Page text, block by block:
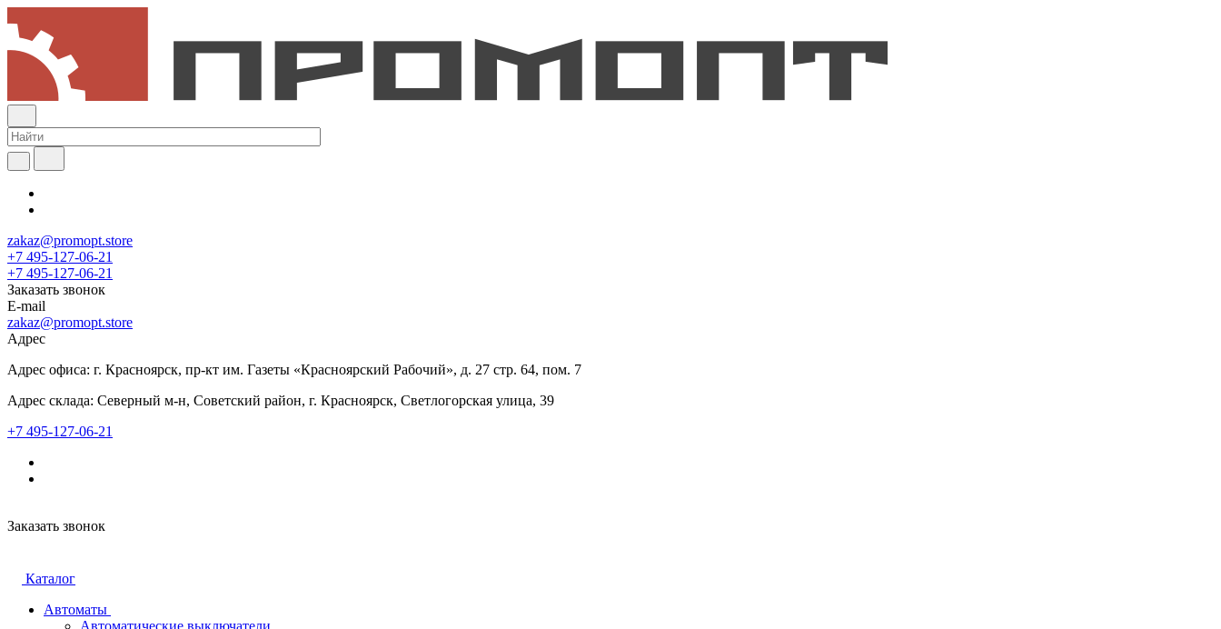
zakaz@promopt.store
+7 495-127-06-21
+7 495-127-06-21
Заказать звонок
E-mail
zakaz@promopt.store
Адрес
Адрес офиса: г. Красноярск, пр-кт им. Газеты «Красноярский Рабочий», д. 27 стр. 64, пом. 7
Адрес склада: Северный м-н, Советский район, г. Красноярск, Светлогорская улица, 39
+7 495-127-06-21
Заказать звонок
Каталог
Автоматы
Автоматические выключатели